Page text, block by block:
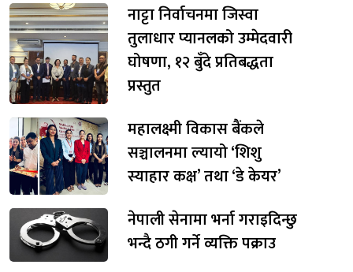
नाट्टा निर्वाचनमा जिस्वा
तुलाधार प्यानलको उम्मेदवारी
घोषणा, १२ बुँदे प्रतिबद्धता
प्रस्तुत
महालक्ष्मी विकास बैंकले
सञ्चालनमा ल्यायो ‘शिशु
स्याहार कक्ष’ तथा ‘डे केयर’
नेपाली सेनामा भर्ना गराइदिन्छु
भन्दै ठगी गर्ने व्यक्ति पक्राउ